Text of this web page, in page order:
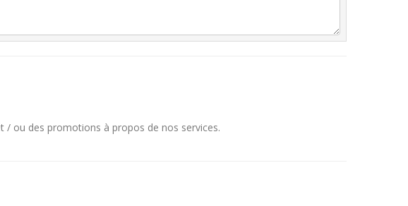
ou des promotions à propos de nos services.